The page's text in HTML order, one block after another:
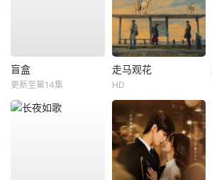
盲盒
更新至第14集
走马观花
HD